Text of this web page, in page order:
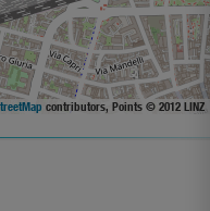
contributors, Points © 2012 LINZ